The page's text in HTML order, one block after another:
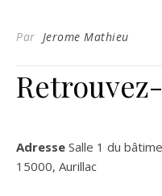
Par Jerome Mathieu
Adresse Salle 1 du
15000, Aurillac